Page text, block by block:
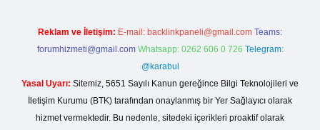
Reklam ve İletişim: E-mail: backlinkpaneli@gmail.com Teams:
forumhizmeti@gmail.com Whatsapp: 0262 606 0 726 Telegram:
@karabul
Yasal Uyarı: Sitemiz, 5651 Sayılı Kanun gereğince Bilgi Teknolojileri ve
İletişim Kurumu (BTK) tarafından onaylanmış bir Yer Sağlayıcı olarak
hizmet vermektedir. Bu nedenle, sitedeki içerikleri proaktif olarak